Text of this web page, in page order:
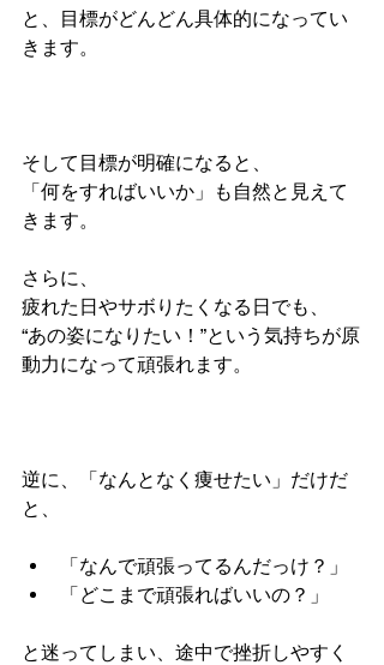
と、目標がどんどん具体的になってい
きます。
そして目標が明確になると、
「何をすればいいか」も自然と見えて
きます。
さらに、
疲れた日やサボりたくなる日でも、
“あの姿になりたい！”という気持ちが原
動力になって頑張れます。
逆に、「なんとなく痩せたい」だけだ
と、
「なんで頑張ってるんだっけ？」
「どこまで頑張ればいいの？」
と迷ってしまい、途中で挫折しやすく